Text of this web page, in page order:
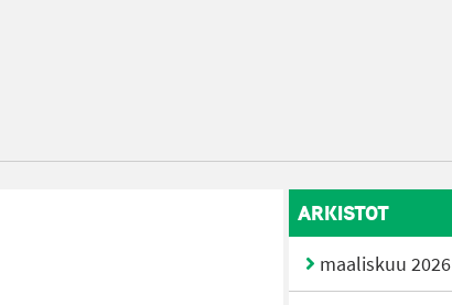
ARKISTOT
maaliskuu 2026